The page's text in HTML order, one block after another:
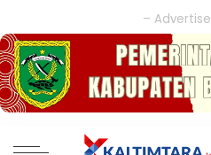
–